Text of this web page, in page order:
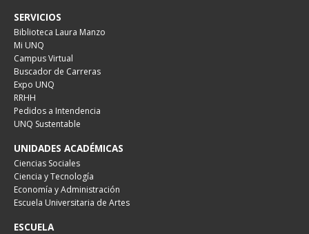
SERVICIOS
Biblioteca Laura Manzo
Mi UNQ
Campus Virtual
Buscador de Carreras
Expo UNQ
RRHH
Pedidos a Intendencia
UNQ Sustentable
UNIDADES ACADÉMICAS
Ciencias Sociales
Ciencia y Tecnología
Economía y Administración
Escuela Universitaria de Artes
ESCUELA